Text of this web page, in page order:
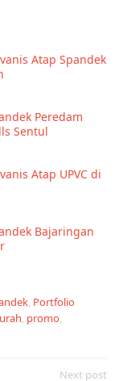
Atap Spandek
Peredam
Sentul
Atap UPVC di
Bajaringan
, Portfolio
, promo,
Next post